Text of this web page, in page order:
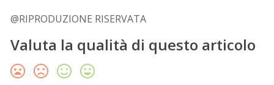
@RIPRODUZIONE RISERVATA
Valuta la qualità di questo articolo